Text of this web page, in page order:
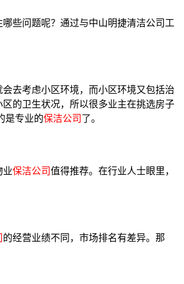
些问题呢？通过与中山明捷清洁公司工
去考虑小区环境，而小区环境又包括治
的卫生状况，所以很多业主在挑选房子
是专业的保洁公司 了。
业保洁公司值得推荐。在行业人士眼里，
的经营业绩不同，市场排名有差异。那